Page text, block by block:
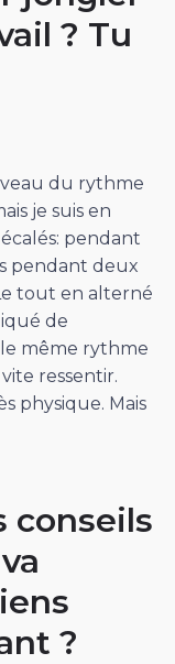
? Tu
du rythme
je suis en
pendant
pendant deux
tout en alterné
de
le même rythme
ressentir.
physique. Mais
conseils
?